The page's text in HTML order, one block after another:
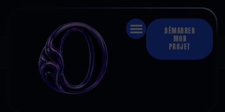
DÉMARRER
MON
PROJET
sites livrés· clients satisfaits 1 semaine délai moyen
De1 050 € à distance
Accueil›Création de site internet